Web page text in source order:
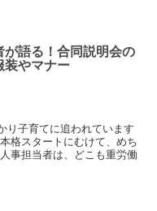
が語る！合同説明会の
装やマナー
り子育てに追われています
格スタートにむけて、めち
事担当者は、どこも重労働